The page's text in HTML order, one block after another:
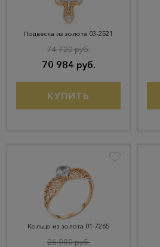
Подвеска из золота 03-2521
70 984 руб.
74 720 руб.
КУПИТЬ
Кольцо из золота 01-7265
26 080 руб.